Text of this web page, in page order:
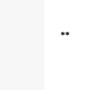
**